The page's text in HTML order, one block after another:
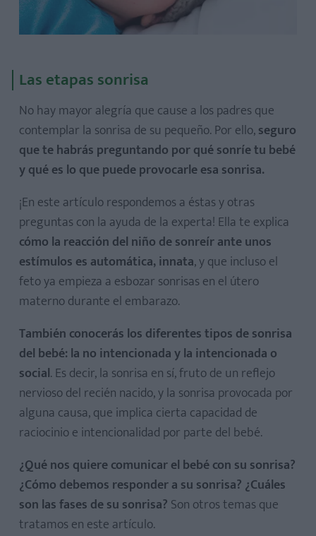
Las etapas sonrisa
No hay mayor alegría que cause a los padres que
contemplar la sonrisa de su pequeño. Por ello,seguro
que te habrás preguntando por qué sonríe tu bebé
y qué es lo que puede provocarle esa sonrisa.
¡En este artículo respondemos a éstas y otras
preguntas con la ayuda de la experta! Ella te explica
cómo la reacción del niño de sonreír ante unos
estímulos es automática, innata, y que incluso el
feto ya empieza a esbozar sonrisas en el útero
materno durante el embarazo.
También conocerás los diferentes tipos de sonrisa
del bebé: la no intencionada y la intencionada o
social. Es decir, la sonrisa en sí, fruto de un reflejo
nervioso del recién nacido, y la sonrisa provocada por
alguna causa, que implica cierta capacidad de
raciocinio e intencionalidad por parte del bebé.
¿Qué nos quiere comunicar el bebé con su sonrisa?
¿Cómo debemos responder a su sonrisa? ¿Cuáles
son las fases de su sonrisa? Son otros temas que
tratamos en este artículo.